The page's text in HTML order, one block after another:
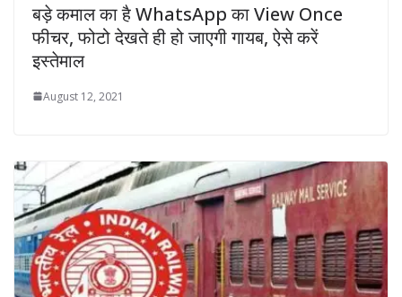
बड़े कमाल का है WhatsApp का View Once
फीचर, फोटो देखते ही हो जाएगी गायब, ऐसे करें
इस्तेमाल
August 12, 2021